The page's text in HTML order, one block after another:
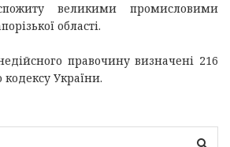
великими промисловими
області.
правочину визначені 216
кодексу України.